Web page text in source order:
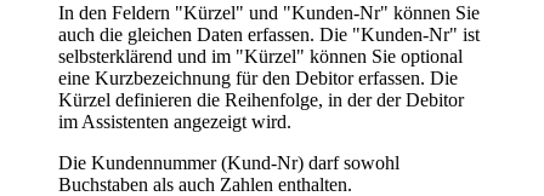
In den Feldern "Kürzel" und "Kunden-Nr" können Sie
auch die gleichen Daten erfassen. Die "Kunden-Nr" ist
selbsterklärend und im "Kürzel" können Sie optional
eine Kurzbezeichnung für den Debitor erfassen. Die
Kürzel definieren die Reihenfolge, in der der Debitor
im Assistenten angezeigt wird.
Die Kundennummer (Kund-Nr) darf sowohl
Buchstaben als auch Zahlen enthalten.